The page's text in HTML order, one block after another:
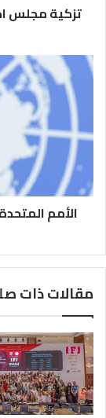
تزكية مجلس
الأمم
مقالات ذات